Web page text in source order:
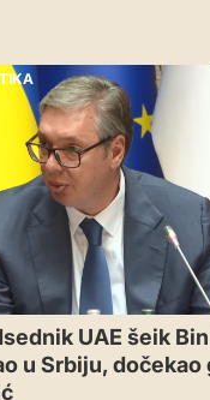
UAE šeik
u Srbiju, dočekao